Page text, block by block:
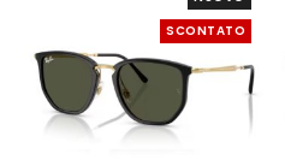
SCONTATO